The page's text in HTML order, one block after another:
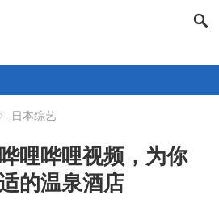
日本综艺
哩哗哩视频，为你
的温泉酒店